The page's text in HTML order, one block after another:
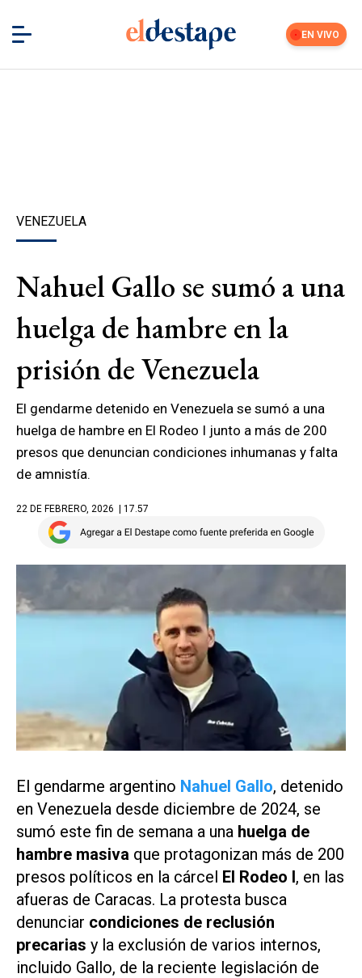
EN VIVO
VENEZUELA
Nahuel Gallo se sumó a una
huelga de hambre en la
prisión de Venezuela
El gendarme detenido en Venezuela se sumó a una
huelga de hambre en El Rodeo I junto a más de 200
presos que denuncian condiciones inhumanas y falta
de amnistía.
22 DE FEBRERO, 2026 | 17.57
El gendarme argentino Nahuel Gallo, detenido
en Venezuela desde diciembre de 2024, se
sumó este fin de semana a una huelga de
hambre masiva que protagonizan más de 200
presos políticos en la cárcel El Rodeo I, en las
afueras de Caracas. La protesta busca
denunciar condiciones de reclusión
precarias y la exclusión de varios internos,
incluido Gallo, de la reciente legislación de